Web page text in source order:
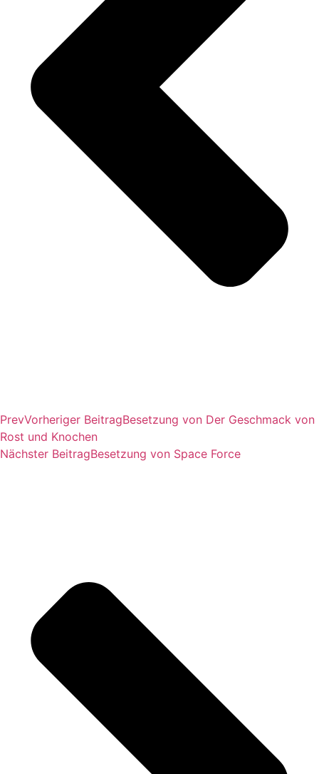
PrevVorheriger BeitragBesetzung von Der Geschmack von
Rost und Knochen
Nächster BeitragBesetzung von Space Force